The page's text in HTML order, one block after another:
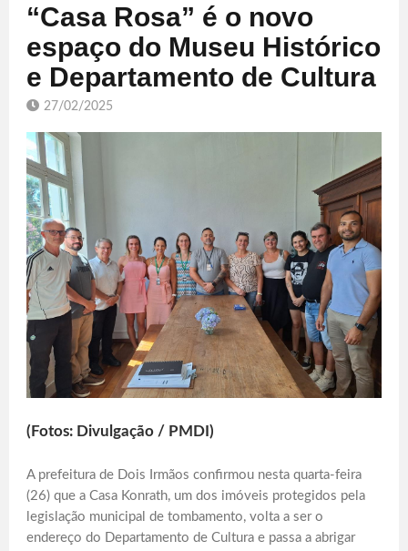
“Casa Rosa” é o novo
espaço do Museu Histórico
e Departamento de Cultura
27/02/2025
(Fotos: Divulgação / PMDI)
A prefeitura de Dois Irmãos confirmou nesta quarta-feira
(26) que a Casa Konrath, um dos imóveis protegidos pela
legislação municipal de tombamento, volta a ser o
endereço do Departamento de Cultura e passa a abrigar